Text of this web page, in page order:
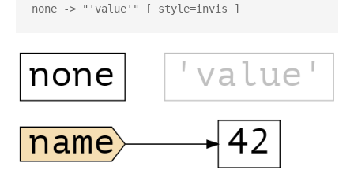
none -> "'value'" [ style=invis ]